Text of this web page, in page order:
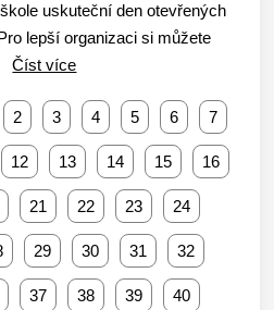
uskuteční den otevřených
lepší organizaci si můžete
Číst více
2 3 4 5 6 7
12 13 14 15 16
21 22 23 24
29 30 31 32
37 38 39 40